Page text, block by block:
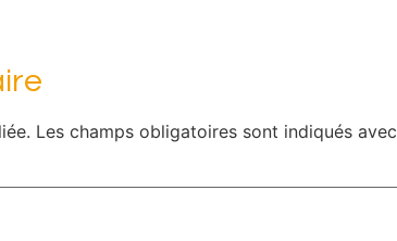
Les champs obligatoires sont indiqués avec